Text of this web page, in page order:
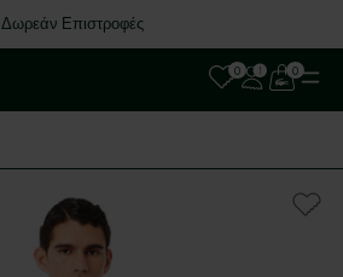
Δωρεάν Επιστροφές
0 0